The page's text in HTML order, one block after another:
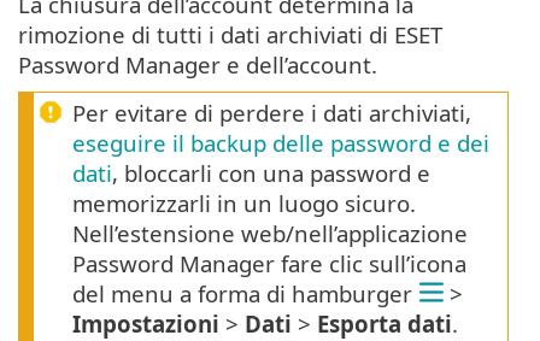
rimozione di tutti i dati archiviati di ESET
Password Manager e dell’account.
Per evitare di perdere i dati archiviati,
eseguire il backup delle password e dei
dati, bloccarli con una password e
memorizzarli in un luogo sicuro.
Nell’estensione web/nell’applicazione
Password Manager fare clic sull’icona
del menu a forma di hamburger
>
Impostazioni > Dati > Esporta dati.